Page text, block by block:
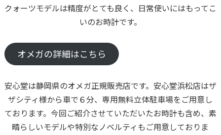
クォーツモデルは精度がとても良く、日常使いにはもってこ
いのお時計です。
オメガの詳細はこちら
安心堂は静岡県のオメガ正規販売店です。安心堂浜松店はザ
ザシティ様から車で６分、専用無料立体駐車場をご用意し
ております。今回ご紹介させていただいたお時計も含め、素
晴らしいモデルや特別なノベルティもご用意しておりま